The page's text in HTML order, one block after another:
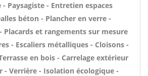
- Paysagiste - Entretien espaces
béton - Plancher en verre -
Placards et rangements sur mesure
- Escaliers métalliques - Cloisons -
en bois - Carrelage extérieur
- Verrière - Isolation écologique -